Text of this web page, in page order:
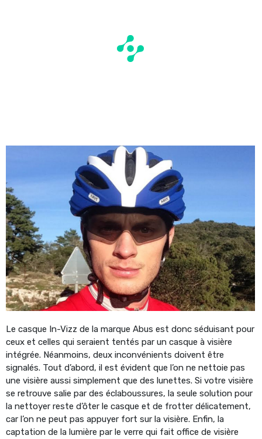
Le casque In-Vizz de la marque Abus est donc séduisant pour
ceux et celles qui seraient tentés par un casque à visière
intégrée. Néanmoins, deux inconvénients doivent être
signalés. Tout d’abord, il est évident que l’on ne nettoie pas
une visière aussi simplement que des lunettes. Si votre visière
se retrouve salie par des éclaboussures, la seule solution pour
la nettoyer reste d’ôter le casque et de frotter délicatement,
car l’on ne peut pas appuyer fort sur la visière. Enfin, la
captation de la lumière par le verre qui fait office de visière